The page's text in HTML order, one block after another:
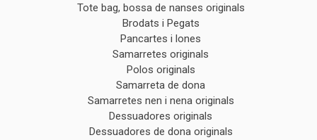
Tote bag, bossa de nanses originals
Brodats i Pegats
Pancartes i lones
Samarretes originals
Polos originals
Samarreta de dona
Samarretes nen i nena originals
Dessuadores originals
Dessuadores de dona originals